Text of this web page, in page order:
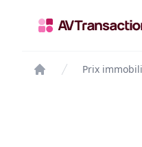
Prix